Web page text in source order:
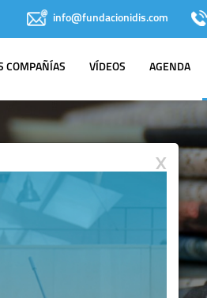
info@fundacionidis.com
COMPAÑÍAS VÍDEOS AGENDA
X